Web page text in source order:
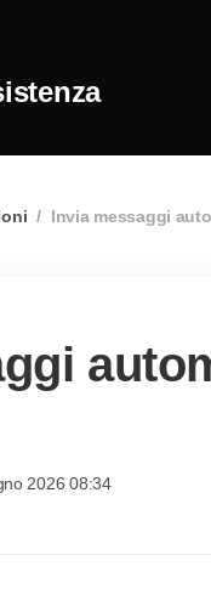
/ Invia messaggi
2026 08:34